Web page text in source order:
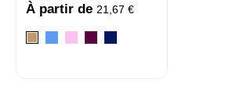
À partir de 21,67 €